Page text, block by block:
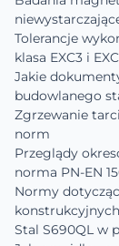
Tolerancje
klasa EXC3 i
Jakie
budowlanego
Zgrzewanie
norm
Przeglądy
norma PN-EN
Normy
konstrukcyjnych
Stal S690QL w